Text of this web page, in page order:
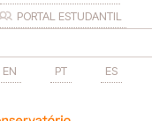
PORTAL ESTUDANTIL
EN PT ES